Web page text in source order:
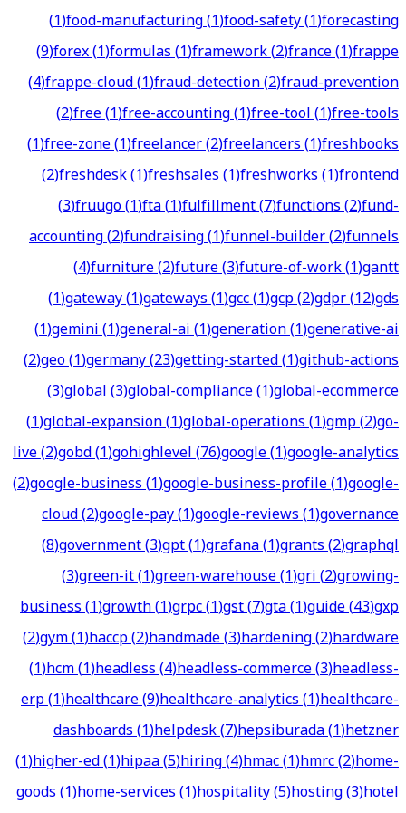
(1)food-manufacturing(1)food-safety(1)forecasting
(9)forex(1)formulas(1)framework(2)france(1)frappe
(4)frappe-cloud(1)fraud-detection(2)fraud-prevention
(2)free(1)free-accounting(1)free-tool(1)free-tools
(1)free-zone(1)freelancer(2)freelancers(1)freshbooks
(2)freshdesk(1)freshsales(1)freshworks(1)frontend
(3)fruugo(1)fta(1)fulfillment(7)functions(2)fund-
accounting(2)fundraising(1)funnel-builder(2)funnels
(4)furniture(2)future(3)future-of-work(1)gantt
(1)gateway(1)gateways(1)gcc(1)gcp(2)gdpr(12)gds
(1)gemini(1)general-ai(1)generation(1)generative-ai
(2)geo(1)germany(23)getting-started(1)github-actions
(3)global(3)global-compliance(1)global-ecommerce
(1)global-expansion(1)global-operations(1)gmp(2)go-
live(2)gobd(1)gohighlevel(76)google(1)google-analytics
(2)google-business(1)google-business-profile(1)google-
cloud(2)google-pay(1)google-reviews(1)governance
(8)government(3)gpt(1)grafana(1)grants(2)graphql
(3)green-it(1)green-warehouse(1)gri(2)growing-
business(1)growth(1)grpc(1)gst(7)gta(1)guide(43)gxp
(2)gym(1)haccp(2)handmade(3)hardening(2)hardware
(1)hcm(1)headless(4)headless-commerce(3)headless-
erp(1)healthcare(9)healthcare-analytics(1)healthcare-
dashboards(1)helpdesk(7)hepsiburada(1)hetzner
(1)higher-ed(1)hipaa(5)hiring(4)hmac(1)hmrc(2)home-
goods(1)home-services(1)hospitality(5)hosting(3)hotel